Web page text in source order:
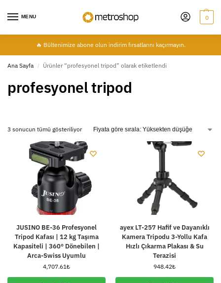
MENU 0
🔥 Bültenimize abone olun indirim fırsatlarını kaçırmayın.
Ana Sayfa / Ürünler “profesyonel tripod” olarak etiketlendi
profesyonel tripod
3 sonucun tümü gösteriliyor
JUSINO BE-36 Profesyonel
Tripod Kafası | 12 kg Taşıma
Kapasiteli | 360° Dönebilen |
Arca-Swiss Uyumlu
4,707.61₺
ayex LT-257 Hafif ve Dayanıklı
Kamera Tripodu 3-Yollu Kafa
Hızlı Çıkarma Plakası & Su
Terazisi
948.42₺